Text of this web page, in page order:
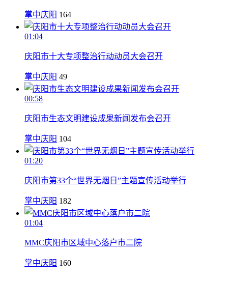
掌中庆阳 164
01:04
庆阳市十大专项整治行动动员大会召开
掌中庆阳 49
00:58
庆阳市生态文明建设成果新闻发布会召开
掌中庆阳 104
01:20
庆阳市第33个“世界无烟日”主题宣传活动举行
掌中庆阳 182
01:04
MMC庆阳市区域中心落户市二院
掌中庆阳 160